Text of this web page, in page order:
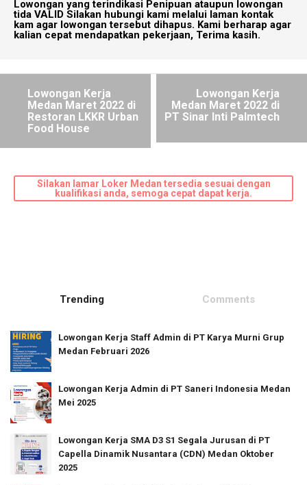
Lowongan yang terindikasi Penipuan ataupun lowongan
tida VALID Silakan hubungi kami melalui laman kontak
kam agar lowongan tersebut dihapus. Kami berharap agar
kalian cepat mendapatkan pekerjaan, Terima kasih.
Lowongan Kerja
Medan Maret 2022 di
Restoran LKKR Urban
Food House
Lowongan Kerja
Medan Maret 2022 di
PT Sinar Inti Palmtech
Silakan lamar Loker Medan tersedia sesuai dengan
kualifikasi anda, semoga cepat dapat kerja.
Trending Comments
Lowongan Kerja Staff Admin di PT Karya Murni Grup
Medan Februari 2026
Lowongan Kerja Admin di PT Saneri Indonesia Medan
Mei 2025
Lowongan Kerja SMA D3 S1 Segala Jurusan di PT
Capella Dinamik Nusantara (CDN) Medan Oktober
2025